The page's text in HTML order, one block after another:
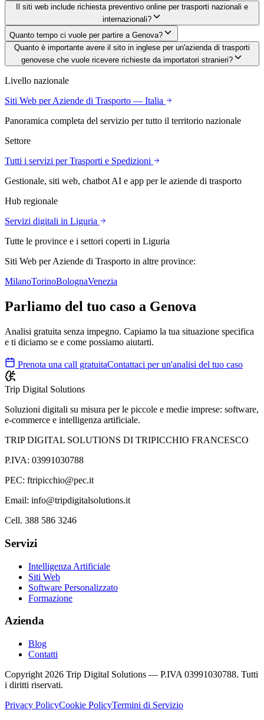
Il siti web include richiesta preventivo online per trasporti nazionali e
internazionali?
Quanto tempo ci vuole per partire a Genova?
Quanto è importante avere il sito in inglese per un'azienda di trasporti
genovese che vuole ricevere richieste da importatori stranieri?
Livello nazionale
Siti Web per Aziende di Trasporto — Italia
Panoramica completa del servizio per tutto il territorio nazionale
Settore
Tutti i servizi perTrasporti e Spedizioni
Gestionale, siti web, chatbot AI e app perle aziende di trasporto
Hub regionale
Servizi digitali in Liguria
Tutte le province e i settori coperti in Liguria
Siti Web per Aziende di Trasporto in altre province:
MilanoTorinoBolognaVenezia
Parliamo del tuo caso a Genova
Analisi gratuita senza impegno. Capiamo la tua situazione specifica
e ti diciamo se e come possiamo aiutarti.
Prenota una call gratuitaContattaci per un'analisi del tuo caso
Trip Digital Solutions
Soluzioni digitali su misura per le piccole e medie imprese: software,
e-commerce e intelligenza artificiale.
TRIP DIGITAL SOLUTIONS DI TRIPICCHIO FRANCESCO
P.IVA: 03991030788
PEC: ftripicchio@pec.it
Email: info@tripdigitalsolutions.it
Cell. 388 586 3246
Servizi
Intelligenza Artificiale
Siti Web
Software Personalizzato
Formazione
Azienda
Blog
Contatti
Copyright 2026 Trip Digital Solutions — P.IVA 03991030788. Tutti
i diritti riservati.
Privacy PolicyCookie PolicyTermini di Servizio